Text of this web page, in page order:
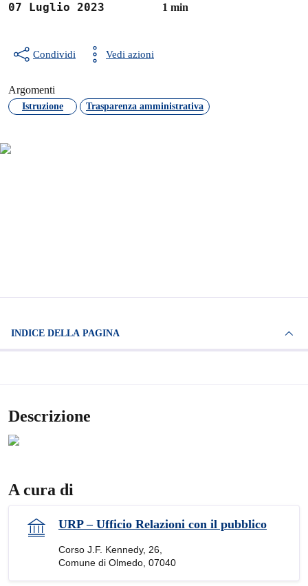
07 Luglio 2023 1 min
Condividi Vedi azioni
Argomenti
Istruzione Trasparenza amministrativa
INDICE DELLA PAGINA
Descrizione
A cura di
URP – Ufficio Relazioni con il pubblico
Corso J.F. Kennedy, 26,
Comune di Olmedo, 07040